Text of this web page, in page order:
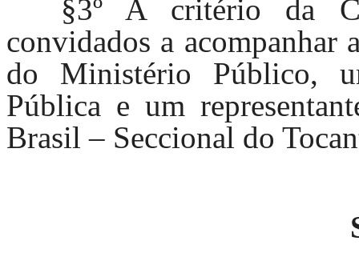
§3º A critério da
convidados a acompanhar
do Ministério Público,
Pública e um
Brasil – Seccional do